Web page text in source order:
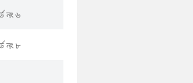
নং ৬
নং ৮